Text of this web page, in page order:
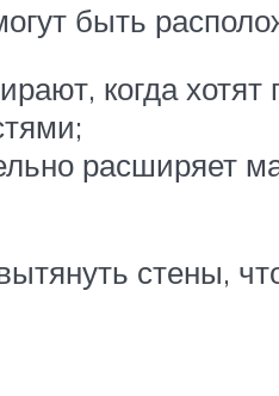
быть
когда
расширяет
стены,